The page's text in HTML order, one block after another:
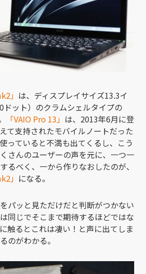
」 は、ディスプレイサイズ13.3イ
ット）のクラムシェルタイプの
「VAIO Pro 13」 は、2013年6月に登
て支持されたモバイルノートだった
っていると不満も出てくるし、こう
さんのユーザーの声を元に、一つ一
るべく、一から作りなおしたのが、
」 になる。
パッと見ただけだと判断がつかない
同じでそこまで期待するほどではな
触るとこれは凄い！と声に出てしま
のがわかる。